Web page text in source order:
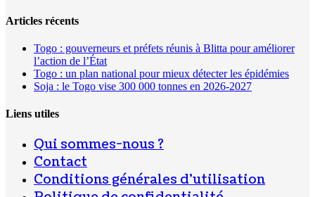
Articles récents
Togo : gouverneurs et préfets réunis à Blitta pour améliorer
l’action de l’État
Togo : un plan national pour mieux détecter les épidémies
Soja : le Togo vise 300 000 tonnes en 2026-2027
Liens utiles
Qui sommes-nous ?
Contact
Conditions générales d’utilisation